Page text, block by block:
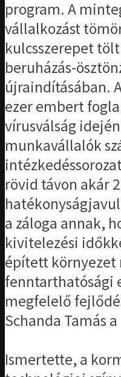
program. A
vállalkozást
kulcsszerepet
beruházás-
újraindításában.
ezer embert
vírusválság
munkavállalók
rövid távon akár
a záloga annak,
kivitelezési
épített környezet
fenntarthatósági
megfelelő
Schanda Tamás
Ismertette, a